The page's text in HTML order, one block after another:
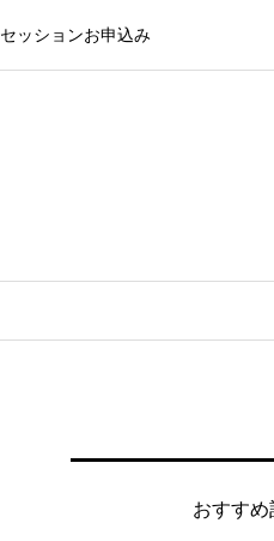
セッションお申込み
おすす